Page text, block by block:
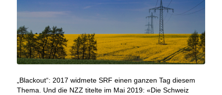
„Blackout“: 2017 widmete SRF einen ganzen Tag diesem
Thema. Und die NZZ titelte im Mai 2019: «Die Schweiz